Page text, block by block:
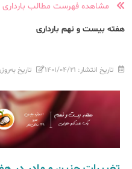
مشاهده فهرست مطالب بارداری
هفته بیست و نهم بارداری
تاریخ انتشار: ۱۴۰۱/۰۴/۲۱ تاریخ